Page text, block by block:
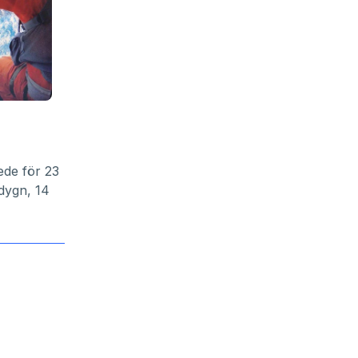
för 23
14